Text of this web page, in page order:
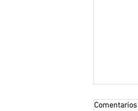
Comentarios